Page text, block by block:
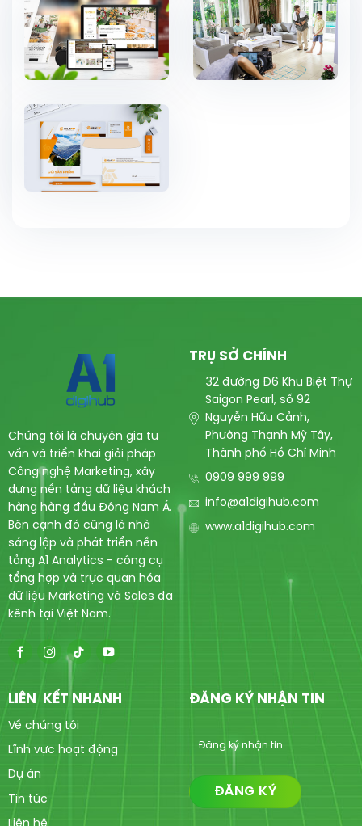
Chúng tôi là chuyên gia tư
vấn và triển khai giải pháp
Công nghệ Marketing, xây
dựng nền tảng dữ liệu khách
hàng hàng đầu Đông Nam Á.
Bên cạnh đó cũng là nhà
sáng lập và phát triển nền
tảng A1 Analytics - công cụ
tổng hợp và trực quan hóa
dữ liệu Marketing và Sales đa
kênh tại Việt Nam.
TRỤ SỞ CHÍNH
32 đường Đ6 Khu Biệt Thự
Saigon Pearl, số 92
Nguyễn Hữu Cảnh,
Phường Thạnh Mỹ Tây,
Thành phố Hồ Chí Minh
0909 999 999
info@a1digihub.com
www.a1digihub.com
LIÊN KẾT NHANH
Về chúng tôi
Lĩnh vực hoạt động
Dự án
Tin tức
ĐĂNG KÝ NHẬN TIN